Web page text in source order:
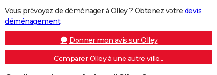
Vous prévoyez de déménager à Olley ? Obtenez votre devis
déménagement.
Donner mon avis sur Olley
Comparer Olley à une autre ville...